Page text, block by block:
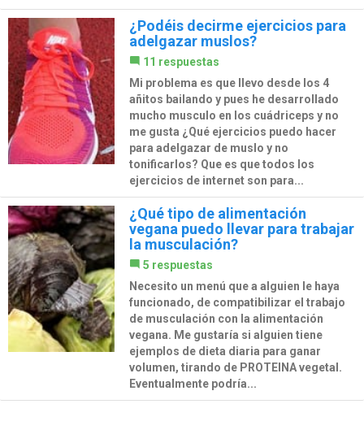
¿Podéis decirme ejercicios para
adelgazar muslos?
11 respuestas
Mi problema es que llevo desde los 4
añitos bailando y pues he desarrollado
mucho musculo en los cuádriceps y no
me gusta ¿Qué ejercicios puedo hacer
para adelgazar de muslo y no
tonificarlos? Que es que todos los
ejercicios de internet son para...
¿Qué tipo de alimentación
vegana puedo llevar para trabajar
la musculación?
5 respuestas
Necesito un menú que a alguien le haya
funcionado, de compatibilizar el trabajo
de musculación con la alimentación
vegana. Me gustaría si alguien tiene
ejemplos de dieta diaria para ganar
volumen, tirando de PROTEINA vegetal.
Eventualmente podría...